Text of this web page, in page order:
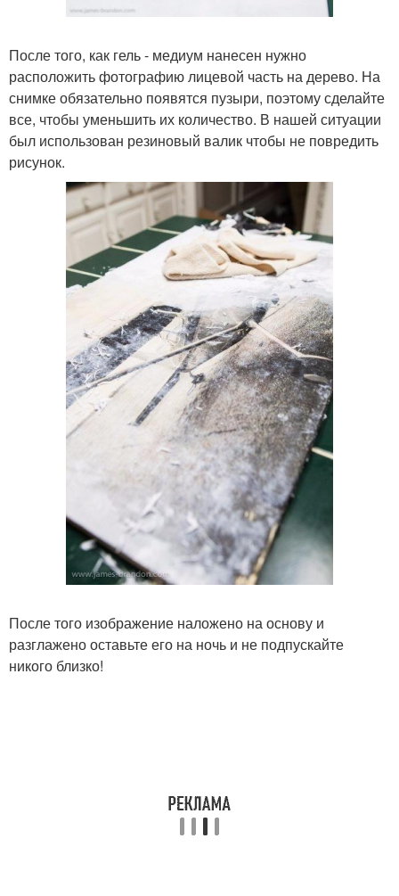
После того, как гель - медиум нанесен нужно
расположить фотографию лицевой часть на дерево. На
снимке обязательно появятся пузыри, поэтому сделайте
все, чтобы уменьшить их количество. В нашей ситуации
был использован резиновый валик чтобы не повредить
рисунок.
После того изображение наложено на основу и
разглажено оставьте его на ночь и не подпускайте
никого близко!